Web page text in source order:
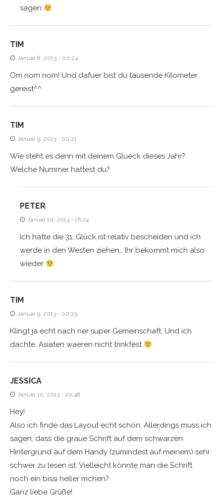
sagen
TIM
Januar 8, 2013 - 00:24
Om nom nom! Und dafuer bist du tausende Kilometer
gereist^^
TIM
Januar 9, 2013 - 00:21
Wie steht es denn mit deinem Glueck dieses Jahr?
Welche Nummer hattest du?
PETER
Januar 10, 2013 - 16:24
Ich hatte die 31, Glück ist relativ bescheiden und ich
werde in den Westen ziehen… Ihr bekommt mich also
wieder
TIM
Januar 9, 2013 - 00:25
Klingt ja echt nach ner super Gemeinschaft. Und ich
dachte, Asiaten waeren nicht trinkfest
JESSICA
Januar 10, 2013 - 20:48
Hey!
Also ich finde das Layout echt schön. Allerdings muss ich
sagen, dass die graue Schrift auf dem schwarzen
Hintergrund auf dem Handy (zumindest auf meinem) sehr
schwer zu lesen ist. Vielleicht könnte man die Schrift
noch ein bissi heller mchen?
Ganz liebe Grüße!